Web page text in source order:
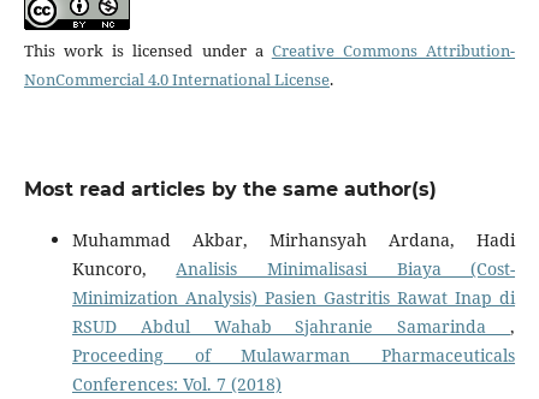
This work is licensed under a Creative Commons Attribution-
NonCommercial 4.0 International License.
Most read articles by the same author(s)
Muhammad Akbar, Mirhansyah Ardana, Hadi
Kuncoro, Analisis Minimalisasi Biaya (Cost-
Minimization Analysis) Pasien Gastritis Rawat Inap di
RSUD Abdul Wahab Sjahranie Samarinda,
Proceeding of Mulawarman Pharmaceuticals
Conferences: Vol. 7 (2018)